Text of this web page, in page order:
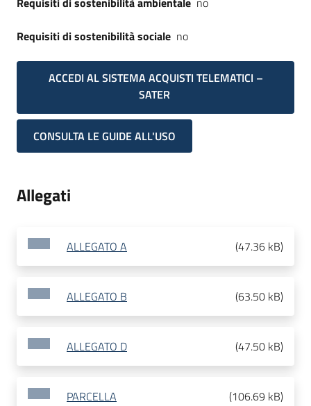
Requisiti di sostenibilità sociale no
ACCEDI AL SISTEMA ACQUISTI TELEMATICI –
SATER
CONSULTA LE GUIDE ALL'USO
Allegati
ALLEGATO A (47.36 kB)
ALLEGATO B (63.50 kB)
ALLEGATO D (47.50 kB)
PARCELLA (106.69 kB)